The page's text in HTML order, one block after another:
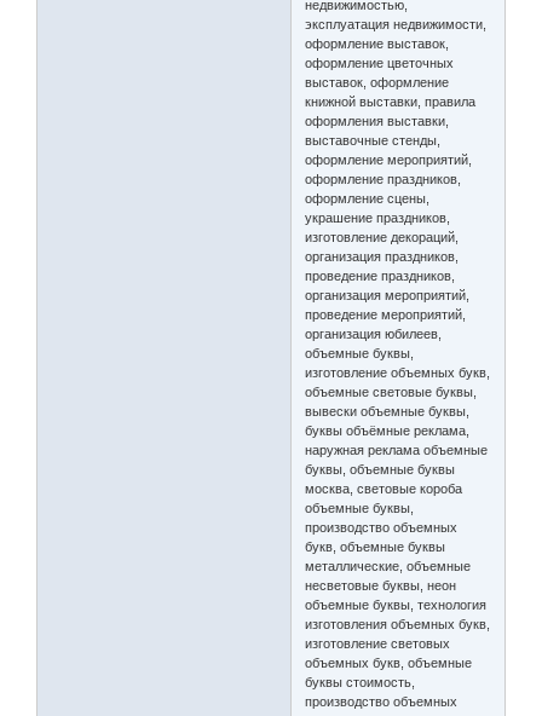
недвижимостью,
эксплуатация недвижимости,
оформление выставок,
оформление цветочных
выставок, оформление
книжной выставки, правила
оформления выставки,
выставочные стенды,
оформление мероприятий,
оформление праздников,
оформление сцены,
украшение праздников,
изготовление декораций,
организация праздников,
проведение праздников,
организация мероприятий,
проведение мероприятий,
организация юбилеев,
объемные буквы,
изготовление объемных букв,
объемные световые буквы,
вывески объемные буквы,
буквы объёмные реклама,
наружная реклама объемные
буквы, объемные буквы
москва, световые короба
объемные буквы,
производство объемных
букв, объемные буквы
металлические, объемные
несветовые буквы, неон
объемные буквы, технология
изготовления объемных букв,
изготовление световых
объемных букв, объемные
буквы стоимость,
производство объемных